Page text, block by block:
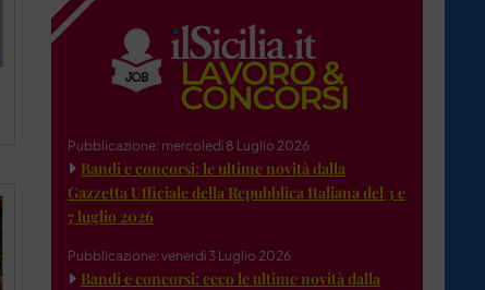
Pubblicazione: mercoledì 8 Luglio 2026
Bandi e concorsi: le ultime novità dalla
Gazzetta Ufficiale della Repubblica Italiana del 3 e
7 luglio 2026
Pubblicazione: venerdì 3 Luglio 2026
Bandi e concorsi: ecco le ultime novità dalla